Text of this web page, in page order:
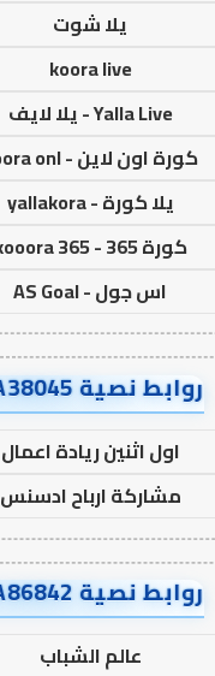
يلا شوت
koora live
Yalla Live - يلا لايف
كورة اون لاين - koora onl
يلا كورة - yallakora
كورة 365 - kooora 365
اس جول - AS Goal
روابط نصية AA38045
اول اثنين ريادة اعمال
مشاركة ارباح ادسنس
روابط نصية AA86842
عالم الشباب